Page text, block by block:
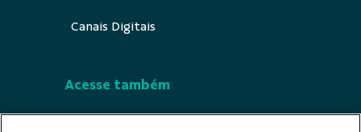
Canais Digitais
Acesse também